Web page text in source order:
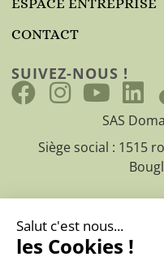
ESPACE ENTREPRISE
CONTACT
SUIVEZ-NOUS !
SAS
Siège social : 1515
CGV Mentions légales
Les abeilles de